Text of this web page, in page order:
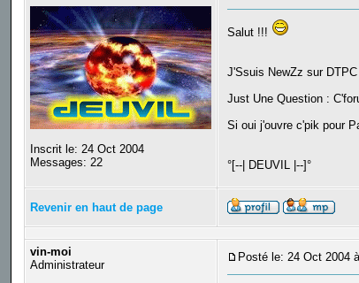
Inscrit le: 24 Oct 2004
Messages: 22
Salut !!!
J'Ssuis NewZz sur
Just Une Question :
Si oui j'ouvre c'pik pour
°[--| DEUVIL |--]°
Revenir en haut de page
vin-moi
Administrateur
Posté le: 24 Oct 2004